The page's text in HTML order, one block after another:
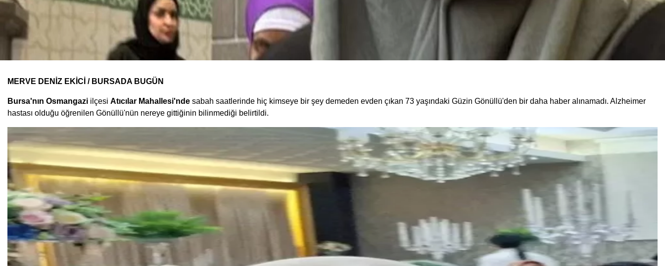
MERVE DENİZ EKİCİ / BURSADA BUGÜN
Bursa'nın Osmangazi ilçesi Atıcılar Mahallesi'nde sabah saatlerinde hiç kimseye bir şey demeden evden çıkan 73 yaşındaki Güzin Gönüllü'den bir daha haber alınamadı. Alzheimer
hastası olduğu öğrenilen Gönüllü'nün nereye gittiğinin bilinmediği belirtildi.